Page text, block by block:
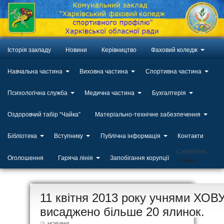
Історія закладу Новини Керівництво Фаховий коледж
Навчальна частина Виховна частина Спортивна частина
Психологічна служба Медична частина Бухгалтерія
Оздоровчий табір “Чайка” Матеріально-технічне забезпечення
Бібліотека Вступнику Публічна інформація Контакти
Оголошення Гаряча лінія Запобігання корупції
Categories
Новини
20
11 квітня 2013 року учнями
висаджено більше 20 ялинок.